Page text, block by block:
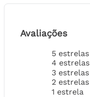
Avaliações
5 estrelas
4 estrelas
3 estrelas
2 estrelas
1 estrela